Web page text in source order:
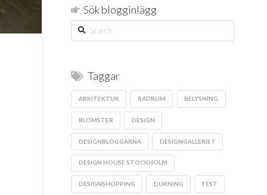
Sök blogginlägg
Search
Taggar
ARKITEKTUR BADRUM BELYSNING
BLOMSTER DESIGN
DESIGNBLOGGARNA DESIGNGALLERIET
DESIGN HOUSE STOCKHOLM
DESIGNSHOPPING DUKNING FEST